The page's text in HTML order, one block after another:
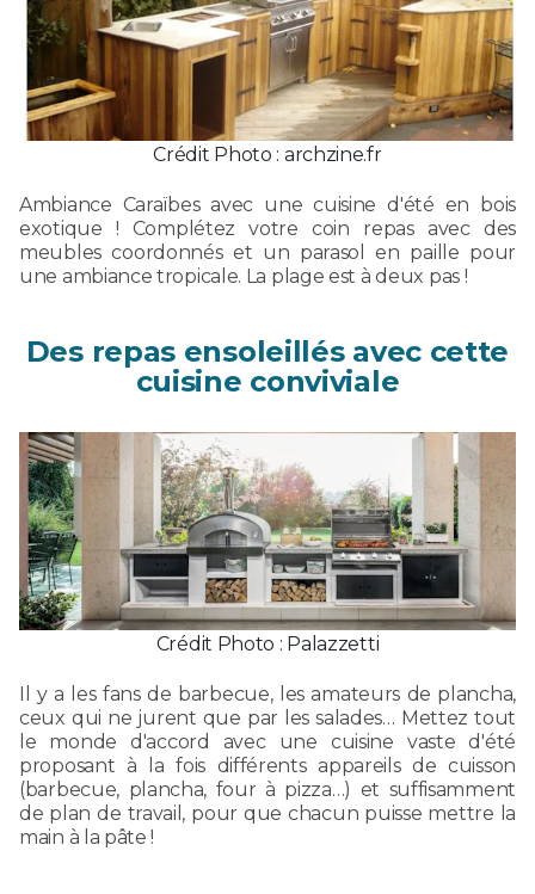
Crédit Photo : archzine.fr
Ambiance Caraïbes avec une cuisine d'été en bois
exotique ! Complétez votre coin repas avec des
meubles coordonnés et un parasol en paille pour
une ambiance tropicale. La plage est à deux pas !
Des repas ensoleillés avec cette
cuisine conviviale
Crédit Photo : Palazzetti
Il y a les fans de barbecue, les amateurs de plancha,
ceux qui ne jurent que par les salades… Mettez tout
le monde d'accord avec une cuisine vaste d'été
proposant à la fois différents appareils de cuisson
(barbecue, plancha, four à pizza…) et suffisamment
de plan de travail, pour que chacun puisse mettre la
main à la pâte !